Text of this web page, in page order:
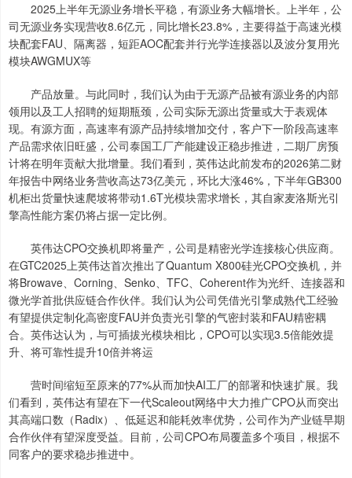
2025上半年无源业务增长平稳，有源业务大幅增长。上半年，公
司无源业务实现营收8.6亿元，同比增长23.8%，主要得益于高速光模
块配套FAU、隔离器，短距AOC配套并行光学连接器以及波分复用光
模块AWGMUX等
产品放量。与此同时，我们认为由于无源产品被有源业务的内部
领用以及工人招聘的短期瓶颈，公司实际无源出货量或大于表观体
现。有源方面，高速率有源产品持续增加交付，客户下一阶段高速率
产品需求依旧旺盛，公司泰国工厂产能建设正稳步推进，二期厂房预
计将在明年贡献大批增量。我们看到，英伟达此前发布的2026第二财
年报告中网络业务营收高达73亿美元，环比大涨46%，下半年GB300
机柜出货量快速爬坡将带动1.6T光模块需求增长，其自家麦洛斯光引
擎高性能方案仍将占据一定比例。
英伟达CPO交换机即将量产，公司是精密光学连接核心供应商。
在GTC2025上英伟达首次推出了Quantum X800硅光CPO交换机，并
将Browave、Corning、Senko、TFC、Coherent作为光纤、连接器和
微光学首批供应链合作伙伴。我们认为公司凭借光引擎成熟代工经验
有望提供定制化高密度FAU并负责光引擎的气密封装和FAU精密耦
合。英伟达认为，与可插拔光模块相比，CPO可以实现3.5倍能效提
升、将可靠性提升10倍并将运
营时间缩短至原来的77%从而加快AI工厂的部署和快速扩展。我
们看到，英伟达有望在下一代Scaleout网络中大力推广CPO从而突出
其高端口数（Radix）、低延迟和能耗效率优势，公司作为产业链早期
合作伙伴有望深度受益。目前，公司CPO布局覆盖多个项目，根据不
同客户的要求稳步推进中。